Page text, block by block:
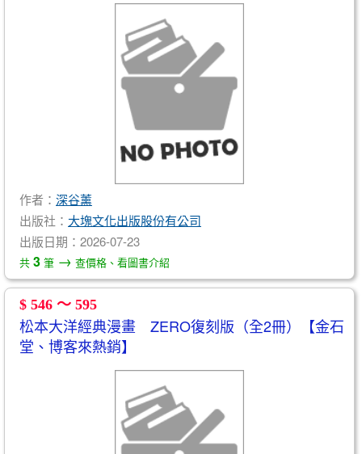
作者： 深谷薰
出版社： 大塊文化出版股份有公司
出版日期：2026-07-23
共 3 筆 → 查價格、看圖書介紹
$ 546 ～ 595
松本大洋經典漫畫 ZERO復刻版（全2冊）【金石
堂、博客來熱銷】